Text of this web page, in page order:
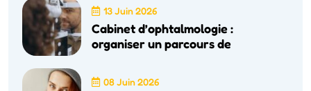
13 Juin 2026
Cabinet d’ophtalmologie :
organiser un parcours de
08 Juin 2026